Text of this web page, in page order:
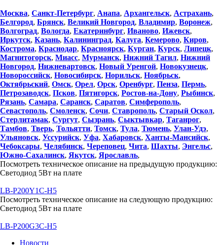
Москва, Санкт-Петербург, Анапа, Архангельск, Астрахань,
Белгород, Брянск, Великий Новгород, Владимир, Воронеж,
Волгоград, Вологда, Екатеринбург, Иваново, Ижевск,
Иркутск, Казань, Калининград, Калуга, Кемерово, Киров,
Кострома, Краснодар, Красноярск, Курган, Курск, Липецк,
Магнитогорск, Миасс, Мурманск, Нижний Тагил, Нижний
Новгород, Нижневартовск, Новый Уренгой, Новокузнецк,
Новороссийск, Новосибирск, Норильск, Ноябрьск,
Октябрьский, Омск, Орел, Орск, Оренбург, Пенза, Пермь,
Петрозаводск, Псков, Пятигорск, Ростов-на-Дону, Рыбинск,
Рязань, Самара, Саранск, Саратов, Симферополь,
Севастополь, Смоленск, Сочи, Ставрополь, Старый Оскол,
Стерлитамак, Сургут, Сызрань, Сыктывкар, Таганрог,
Тамбов, Тверь, Тольятти, Томск, Тула, Тюмень, Улан-Удэ,
Ульяновск, Уссурийск, Уфа, Хабаровск, Ханты-Мансийск,
Чебоксары, Челябинск, Череповец, Чита, Шахты, Энгельс,
Южно-Сахалинск, Якутск, Ярославль,
Посмотреть техническое описание на предыдущую продукцию:
Светодиод 5Вт на плате
LB-P200Y1C-H5
Посмотреть техническое описание на следующую продукцию:
Светодиод 5Вт на плате
LB-P200G3C-H5
Новости